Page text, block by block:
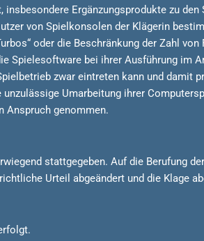
Ergänzungsprodukte zu
von Spielkonsolen der Klägerin
oder die Beschränkung der Zahl
Spielesoftware bei ihrer Ausführung im
zwar eintreten kann und damit
Umarbeitung ihrer
Anspruch genommen.
stattgegeben. Auf die Berufung
Urteil abgeändert und die Klage